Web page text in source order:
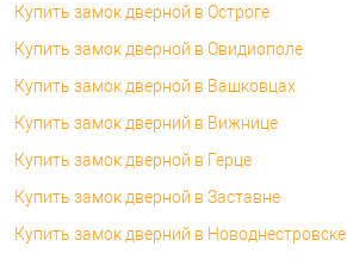
Купить замок дверной в Остроге
Купить замок дверной в Овидиополе
Купить замок дверной в Вашковцах
Купить замок дверний в Вижнице
Купить замок дверной в Герце
Купить замок дверной в Заставне
Купить замок дверний в Новоднестровске